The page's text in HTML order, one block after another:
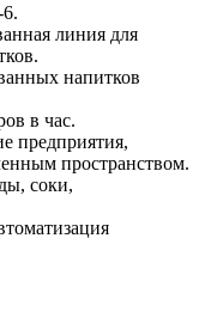
линия для
напитков
в час.
предприятия,
пространством.
соки,